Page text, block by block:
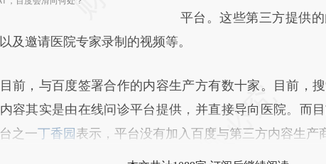
平台。这些第三方提供
及邀请医院专家录制的视频等。
，与百度签署合作的内容生产方有数十家。目前，搜
容其实是由在线问诊平台提供，并直接导向医院。而
之一丁香园表示，平台没有加入百度与第三方内容生产